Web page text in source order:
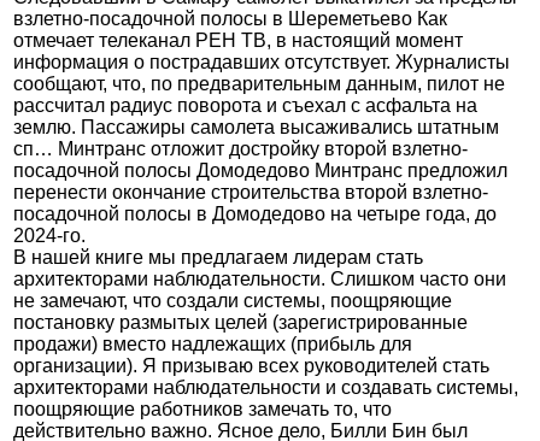
взлетно-посадочной полосы в Шереметьево Как
отмечает телеканал РЕН ТВ, в настоящий момент
информация о пострадавших отсутствует. Журналисты
сообщают, что, по предварительным данным, пилот не
рассчитал радиус поворота и съехал с асфальта на
землю. Пассажиры самолета высаживались штатным
сп… Минтранс отложит достройку второй взлетно-
посадочной полосы Домодедово Минтранс предложил
перенести окончание строительства второй взлетно-
посадочной полосы в Домодедово на четыре года, до
2024-го.
В нашей книге мы предлагаем лидерам стать
архитекторами наблюдательности. Слишком часто они
не замечают, что создали системы, поощряющие
постановку размытых целей (зарегистрированные
продажи) вместо надлежащих (прибыль для
организации). Я призываю всех руководителей стать
архитекторами наблюдательности и создавать системы,
поощряющие работников замечать то, что
действительно важно. Ясное дело, Билли Бин был